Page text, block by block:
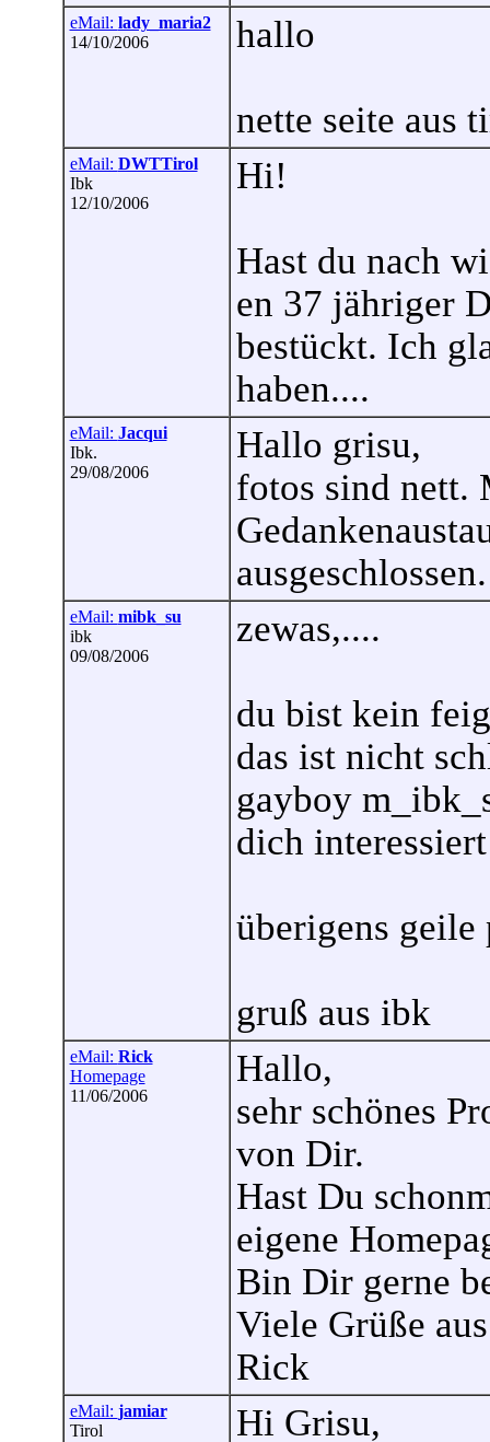
eMail: lady_maria2
14/10/2006
hallo
nette seite aus
eMail: DWTTirol
Ibk
12/10/2006
Hi!
Hast du nach
en 37 jähriger
bestückt. Ich
haben....
eMail: Jacqui
Ibk.
29/08/2006
Hallo grisu,
fotos sind nett.
ausgeschlossen.
eMail: mibk_su
ibk
09/08/2006
zewas,....
du bist kein
das ist nicht
gayboy
dich
überigens geile
gruß aus ibk
eMail: Rick
Homepage
11/06/2006
Hallo,
sehr schönes
von Dir.
Hast Du
eigene
Bin Dir gerne
Viele Grüße
Rick
eMail: jamiar
Tirol
Hi Grisu,